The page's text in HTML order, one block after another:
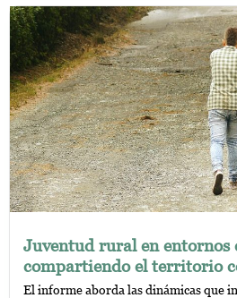
Juventud rural en entornos
compartiendo el territorio
El informe aborda las dinámicas que